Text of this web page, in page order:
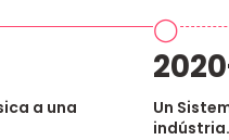
a una
Un
indústria.